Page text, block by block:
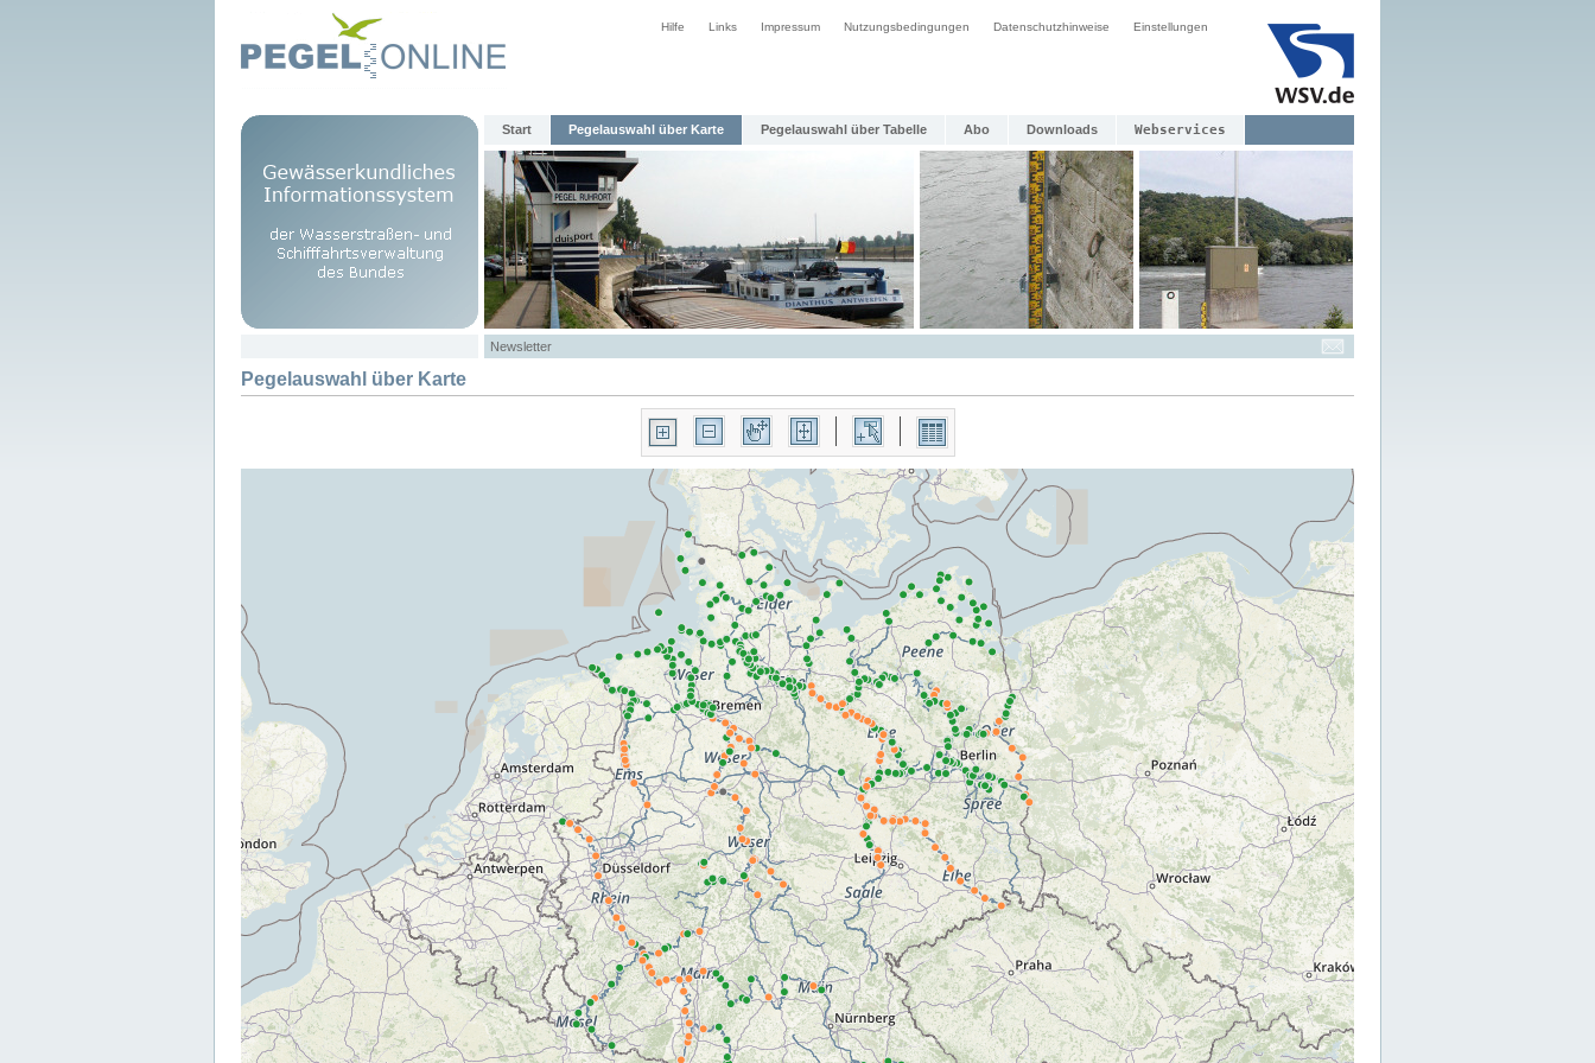
Hilfe Links Impressum Nutzungsbedingungen Datenschutzhinweise Einstellungen
Start Pegelauswahl über Karte Pegelauswahl über Tabelle Abo Downloads Webservices
Newsletter
Pegelauswahl über Karte